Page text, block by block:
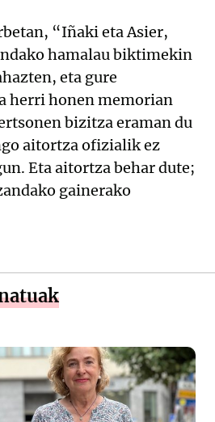
“Iñaki eta Asier,
hamalau biktimekin
eta gure
herri honen memorian
bizitza eraman du
aitortza ofizialik ez
Eta aitortza behar dute;
gainerako